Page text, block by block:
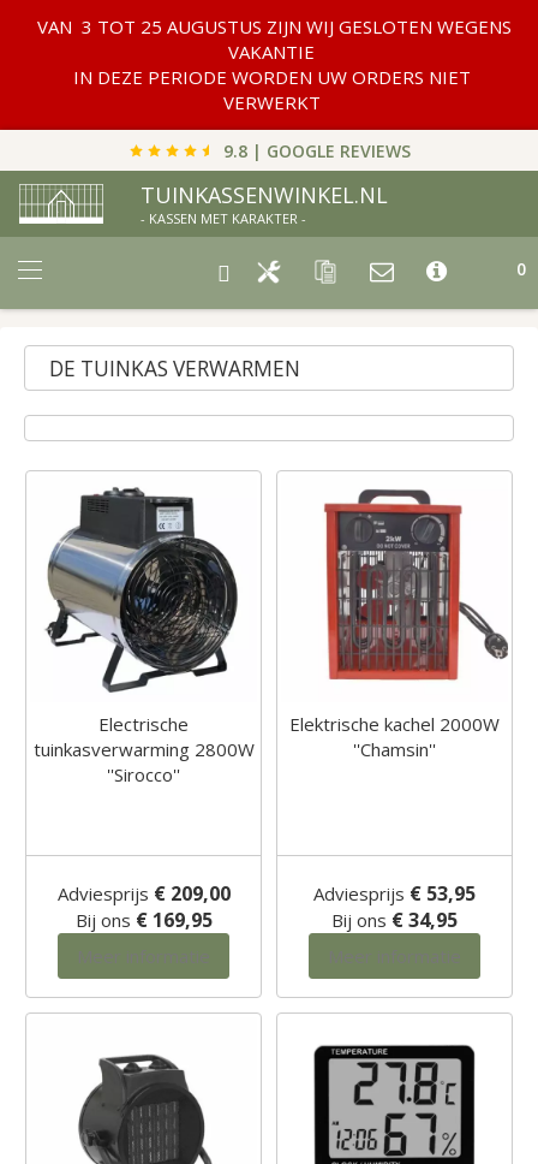
VAN 3 TOT 25 AUGUSTUS ZIJN WIJ GESLOTEN WEGENS
VAKANTIE
IN DEZE PERIODE WORDEN UW ORDERS NIET
VERWERKT
9.8 | GOOGLE REVIEWS
TUINKASSENWINKEL.NL
- KASSEN MET KARAKTER -
0
DE TUINKAS VERWARMEN
Electrische
tuinkasverwarming 2800W
''Sirocco''
Adviesprijs € 209,00
Bij ons € 169,95
Meer informatie
Elektrische kachel 2000W
''Chamsin''
Adviesprijs € 53,95
Bij ons € 34,95
Meer informatie